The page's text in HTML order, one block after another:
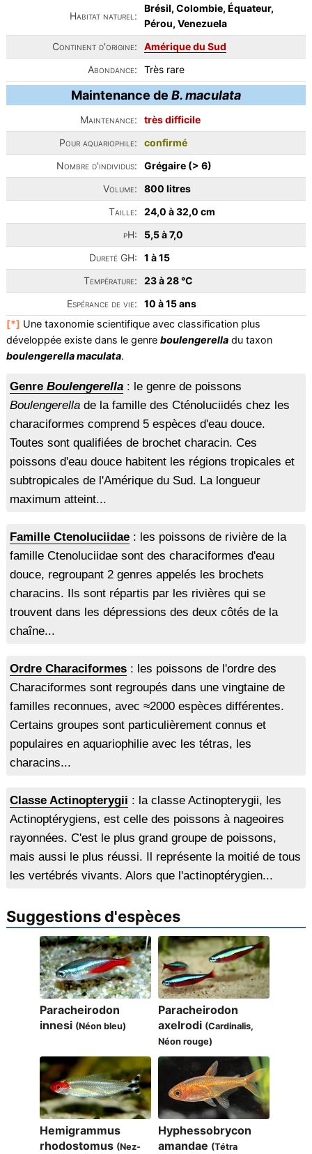
Habitat naturel:
Brésil, Colombie, Équateur,
Pérou, Venezuela
Continent d'origine:
Amérique du Sud
Abondance:
Très rare
Maintenance de B. maculata
Maintenance:
très difficile
Pour aquariophile:
confirmé
Nombre d'individus:
Grégaire (> 6)
Volume:
800 litres
Taille:
24,0 à 32,0 cm
pH:
5,5 à 7,0
Dureté GH:
1 à 15
Température:
23 à 28 °C
Espérance de vie:
10 à 15 ans
[*] Une taxonomie scientifique avec classification plus
développée existe dans le genre boulengerelladu taxon
boulengerella maculata.
Genre Boulengerella: le genre de poissons
Boulengerellade la famille des Cténoluciidés chez les
characiformes comprend 5 espèces d'eau douce.
Toutes sont qualifiées de brochet characin. Ces
poissons d'eau douce habitent les régions tropicales et
subtropicales de l'Amérique du Sud. La longueur
maximum atteint...
Famille Ctenoluciidae: les poissons de rivière de la
famille Ctenoluciidae sont des characiformes d'eau
douce, regroupant 2 genres appelés les brochets
characins. Ils sont répartis par les rivières qui se
trouvent dans les dépressions des deux côtés de la
chaîne...
Ordre Characiformes: les poissons de l'ordre des
Characiformes sont regroupés dans une vingtaine de
familles reconnues, avec ≈2000 espèces différentes.
Certains groupes sont particulièrement connus et
populaires en aquariophilie avec les tétras, les
characins...
Classe Actinopterygii : la classe Actinopterygii, les
Actinoptérygiens, est celle des poissons à nageoires
rayonnées. C'est le plus grand groupe de poissons,
mais aussi le plus réussi. Il représente la moitié de tous
les vertébrés vivants. Alors que l'actinoptérygien...
Suggestions d'espèces
Paracheirodon
innesi (Néon bleu)
Paracheirodon
axelrodi (Cardinalis,
Néon rouge)
Hemigrammus
rhodostomus (Nez-
Hyphessobrycon
amandae (Tétra